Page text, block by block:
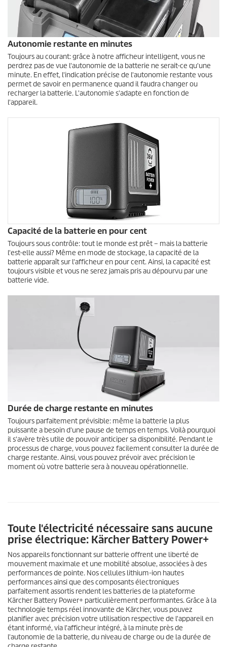
Autonomie restante en minutes
Toujours au courant: grâce à notre afficheur intelligent, vous ne
perdrez pas de vue l'autonomie de la batterie ne serait-ce qu'une
minute. En effet, l'indication précise de l'autonomie restante vous
permet de savoir en permanence quand il faudra changer ou
recharger la batterie. L'autonomie s'adapte en fonction de
l'appareil.
Capacité de la batterie en pour cent
Toujours sous contrôle: tout le monde est prêt – mais la batterie
l'est-elle aussi? Même en mode de stockage, la capacité de la
batterie apparaît sur l'afficheur en pour cent. Ainsi, la capacité est
toujours visible et vous ne serez jamais pris au dépourvu par une
batterie vide.
Durée de charge restante en minutes
Toujours parfaitement prévisible: même la batterie la plus
puissante a besoin d'une pause de temps en temps. Voilà pourquoi
il s'avère très utile de pouvoir anticiper sa disponibilité. Pendant le
processus de charge, vous pouvez facilement consulter la durée de
charge restante. Ainsi, vous pouvez prévoir avec précision le
moment où votre batterie sera à nouveau opérationnelle.
Toute l'électricité nécessaire sans aucune
prise électrique: Kärcher Battery Power+
Nos appareils fonctionnant sur batterie offrent une liberté de
mouvement maximale et une mobilité absolue, associées à des
performances de pointe. Nos cellules lithium-ion hautes
performances ainsi que des composants électroniques
parfaitement assortis rendent les batteries de la plateforme
Kärcher Battery Power+ particulièrement performantes. Grâce à la
technologie temps réel innovante de Kärcher, vous pouvez
planifier avec précision votre utilisation respective de l'appareil en
étant informé, via l'afficheur intégré, à la minute près de
l'autonomie de la batterie, du niveau de charge ou de la durée de